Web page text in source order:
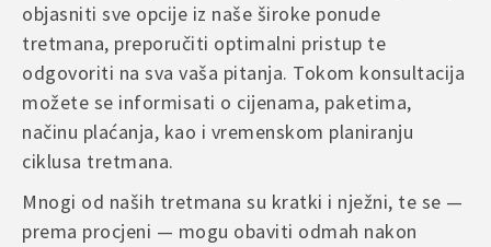
objasniti sve opcije iz naše široke ponude
tretmana, preporučiti optimalni pristup te
odgovoriti na sva vaša pitanja. Tokom konsultacija
možete se informisati o cijenama, paketima,
načinu plaćanja, kao i vremenskom planiranju
ciklusa tretmana.
Mnogi od naših tretmana su kratki i nježni, te se —
prema procjeni — mogu obaviti odmah nakon